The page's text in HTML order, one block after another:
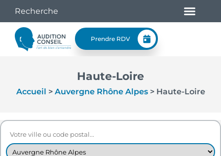
Prendre RDV
Haute-Loire
Accueil > Auvergne Rhône Alpes> Haute-Loire